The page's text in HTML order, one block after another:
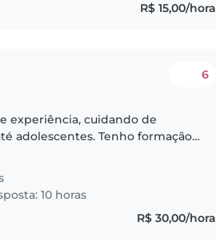
R$ 15,00/hora
6
experiência, cuidando de
adolescentes. Tenho formação
10 horas
R$ 30,00/hora